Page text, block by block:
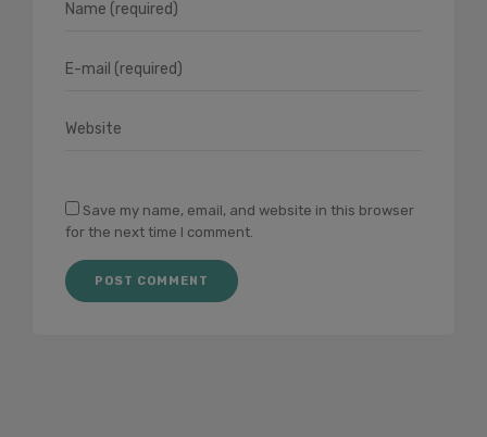
Save my name, email, and website in this browser
for the next time I comment.